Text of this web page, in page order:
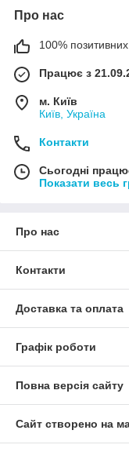
Про нас
100% позитивних
Працює з
м. Київ
Київ, Україна
Контакти
Сьогодні
Показати весь
Про нас
Контакти
Доставка та оплата
Графік роботи
Повна версія сайту
Сайт створено на